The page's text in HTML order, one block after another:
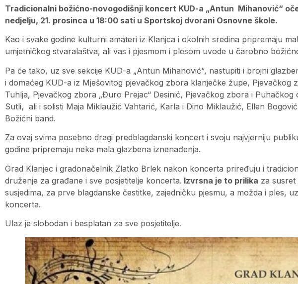
Tradicionalni božićno-novogodišnji koncert KUD-a „Antun Mihanović“
nedjelju, 21. prosinca u 18:00 sati u Sportskoj dvorani Osnovne škole.
Kao i svake godine kulturni amateri iz Klanjca i okolnih sredina pripremaju
umjetničkog stvaralaštva, ali vas i pjesmom i plesom uvode u čarobno
Pa će tako, uz sve sekcije KUD-a „Antun Mihanović“, nastupiti i brojni
i domaćeg KUD-a iz Mješovitog pjevačkog zbora klanječke župe, Pjevačkog
Tuhlja, Pjevačkog zbora „Đuro Prejac“ Desinić, Pjevačkog zbora i Puhačkog
Sutli, ali i solisti Maja Miklaužić Vahtarić, Karla i Dino Miklaužić, Ellen
Božićni band.
Za ovaj svima posebno dragi predblagdanski koncert i svoju najvjerniju
godine pripremaju neka mala glazbena iznenađenja.
Grad Klanjec i gradonačelnik Zlatko Brlek nakon koncerta priređuju i
druženje za građane i sve posjetitelje koncerta. Izvrsna je to prilika za susret
susjedima, za prve blagdanske čestitke, zajedničku pjesmu, a možda i ples,
koncerta.
Ulaz je slobodan i besplatan za sve posjetitelje.